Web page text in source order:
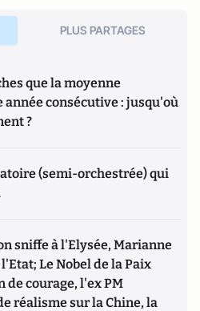
PLUS PARTAGES
que la moyenne
année consécutive : jusqu'où
?
(semi-orchestrée) qui
sniffe à l'Elysée, Marianne
Le Nobel de la Paix
de courage, l'ex PM
réalisme sur la Chine, la